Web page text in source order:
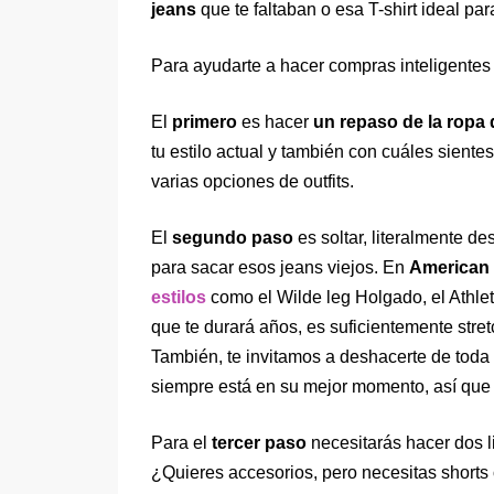
jeans que te faltaban o esa T-shirt ideal
Para ayudarte a hacer compras
El primero es hacer un repaso de la ropa
tu estilo actual y también con cuáles
varias opciones de outfits.
El segundo paso es soltar, literalmente
para sacar esos jeans viejos. En American
estilos como el Wilde leg Holgado, el
que te durará años, es suficientemente
También, te invitamos a deshacerte de
siempre está en su mejor momento, así
Para el tercer paso necesitarás hacer dos
¿Quieres accesorios, pero necesitas